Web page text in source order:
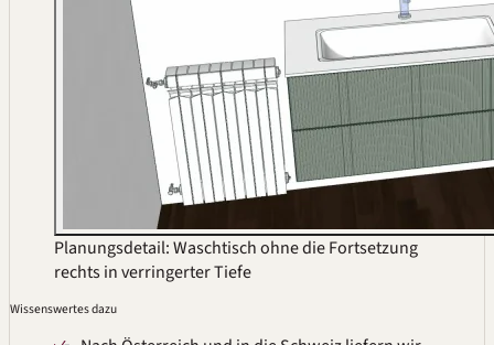
Planungsdetail:Waschtisch ohne die Fortsetzung
rechts in verringerter Tiefe
Wissenswertes dazu